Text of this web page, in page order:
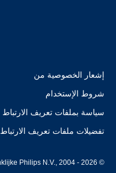
إشعار الخصوصية من
شروط الإستخدام
سياسة بملفات تعريف الارتباط
تفضيلات ملفات تعريف الارتباط
© Koninklijke Philips N.V., 2004 - 2026. كل الحقوق محفوظة.